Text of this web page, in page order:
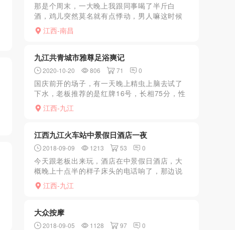
那是个周末，一大晚上我跟同事喝了半斤白
酒，鸡儿突然莫名就有点悸动，男人嘛这时候
就想着让它透透气，立马打车来到这，直接联
系好经理经理把我和同事安排分别2个房间叫我
江西-南昌
九江共青城市雅尊足浴爽记
2020-10-20 806 71 0
国庆前开的场子，有一天晚上精虫上脑去试了
下水，老板推荐的是红牌16号，长相75分，性
格非常好，帮你洗澡的时候就开始发骚，含着
热水舔JB，后面服务也很给力，可以69，下面
江西-九江
江西九江火车站中景假日酒店一夜
2018-09-09 1213 53 0
今天跟老板出来玩，酒店在中景假日酒店，大
概晚上十点半的样子床头的电话响了，那边说
要不要技师服务，问下内容，答曰都有的，一
下懂了。进来之后本狼一瞥，看到一个大胖
江西-九江
大众按摩
2018-09-05 1128 97 0